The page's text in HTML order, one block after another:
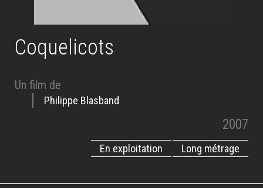
Coquelicots
Un film de
Philippe Blasband
2007
Long métrage
En exploitation